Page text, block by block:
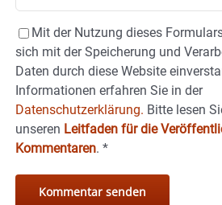
Mit der Nutzung dieses
sich mit der Speicherung und
Daten durch diese Website
Informationen erfahren Sie in der
Datenschutzerklärung. Bitte lesen
unseren Leitfaden für die
Kommentaren. *